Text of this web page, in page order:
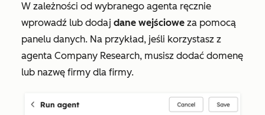
W zależności od wybranego agenta ręcznie
wprowadź lub dodaj dane wejściowe za pomocą
panelu danych. Na przykład, jeśli korzystasz z
agenta Company Research, musisz dodać domenę
lub nazwę firmy dla firmy.